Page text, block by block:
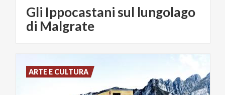
Gli Ippocastani sul lungolago
di Malgrate
ARTE E CULTURA